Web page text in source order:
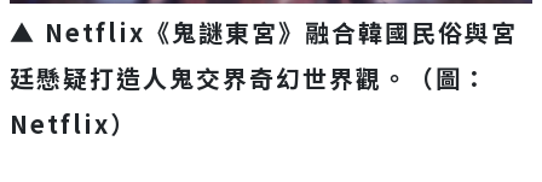
▲ Netflix《鬼謎東宮》融合韓國民俗與宮
廷懸疑打造人鬼交界奇幻世界觀。（圖：
Netflix）